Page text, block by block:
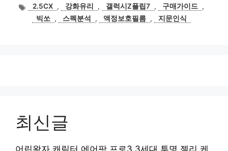
태2.5CX , 강화유리 , 갤럭시Z플립7 , 구매가이드 ,
빅쏘 , 스펙분석 , 액정보호필름 , 지문인식
최신글